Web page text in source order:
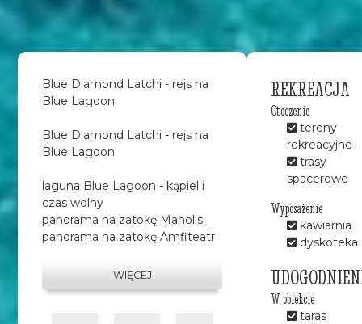
Blue Diamond Latchi - rejs na
Blue Lagoon
Blue Diamond Latchi - rejs na
Blue Lagoon
laguna Blue Lagoon - kąpiel i
czas wolny
panorama na zatokę Manolis
panorama na zatokę Amfiteatr
panorama na Narodowy Park
Akamas
WIĘCEJ
REKREACJA
Otoczenie
tereny
rekreacyjne
trasy
spacerowe
Wyposażenie
kawiarnia
dyskoteka
W obiekcie
taras